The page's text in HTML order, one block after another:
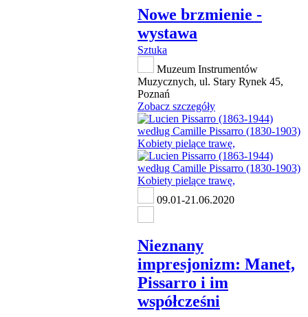
Nowe brzmienie -
wystawa
Sztuka
Muzeum Instrumentów
Muzycznych, ul. Stary Rynek 45,
Poznań
Zobacz szczegóły
09.01-21.06.2020
Nieznany
impresjonizm: Manet,
Pissarro i im
współcześni